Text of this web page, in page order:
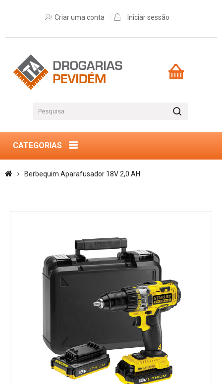
Criar uma conta Iniciar sessão
CATEGORIAS
Berbequim Aparafusador 18V 2,0 AH